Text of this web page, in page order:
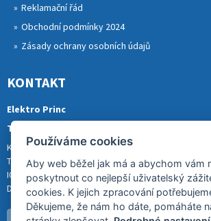
Reklamační řád
Obchodní podmínky 2024
Zásady ochrany osobních údajů
KONTAKT
Elektro Princ
Tomáš Princ
Krkonošská 290, 46841 TANVALD
Tel.: 773 880 988
IČ: 01153731
DIČ: CZ8007202522
Používáme cookies
Aby web běžel jak má a abychom vám
poskytnout co nejlepší uživatelský
cookies. K jejich zpracování
Děkujeme, že nám ho dáte, pomáháte